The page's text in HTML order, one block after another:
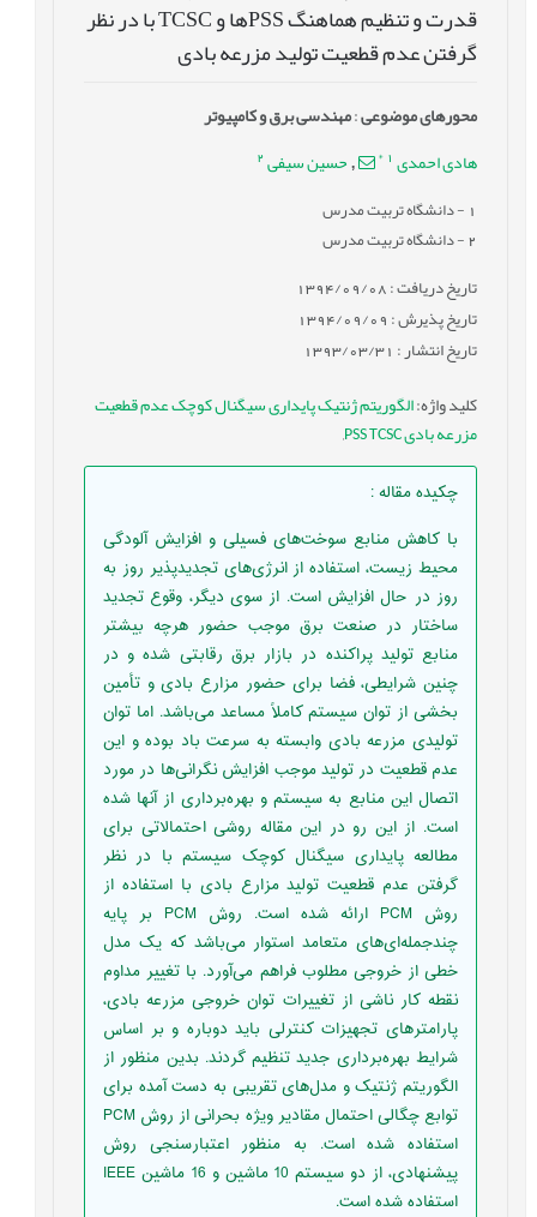
قدرت و تنظیم هماهنگ PSSها و TCSC با در نظر
گرفتن عدم قطعیت تولید مزرعه بادی
محورهای موضوعی:مهندسی برق و کامپیوتر
هادی احمدی *
,حسین سیفی 2
- دانشگاه تربیت مدرس
2- دانشگاه تربیت مدرس
تاریخ دریافت : 1394/09/08
تاریخ پذیرش : 1394/09/09
تاریخ انتشار : 1393/03/31
کلید واژه:الگوریتم ژنتیک پایداری سیگنال کوچک عدم قطعیت
مزرعه بادی PSS TCSC
,
چکیده مقاله:
با کاهش منابع سوخت‌های فسیلی و افزایش آلودگی
محیط زیست، استفاده از انرژی‌های تجدیدپذیر روز به
روز در حال افزایش است. از سوی دیگر، وقوع تجدید
ساختار در صنعت برق موجب حضور هرچه بیشتر
منابع تولید پراکنده در بازار برق رقابتی شده و در
چنین شرایطی، فضا برای حضور مزارع بادی و تأمین
بخشی از توان سیستم کاملاً مساعد می‌باشد. اما توان
تولیدی مزرعه بادی وابسته به سرعت باد بوده و این
عدم قطعیت در تولید موجب افزایش نگرانی‌ها در مورد
اتصال این منابع به سیستم و بهره‌برداری از آنها شده
است. از این رو در این مقاله روشی احتمالاتی برای
مطالعه پایداری سیگنال کوچک سیستم با در نظر
گرفتن عدم قطعیت تولید مزارع بادی با استفاده از
روش PCM ارائه شده است. روش PCM بر پایه
چندجمله‌ای‌های متعامد استوار می‌باشد که یک مدل
خطی از خروجی مطلوب فراهم می‌آورد. با تغییر مداوم
نقطه کار ناشی از تغییرات توان خروجی مزرعه بادی،
پارامترهای تجهیزات کنترلی باید دوباره و بر اساس
شرایط بهره‌برداری جدید تنظیم گردند. بدین منظور از
الگوریتم ژنتیک و مدل‌های تقریبی به دست آمده برای
توابع چگالی احتمال مقادیر ویژه بحرانی از روش PCM
استفاده شده است. به منظور اعتبارسنجی روش
پیشنهادی، از دو سیستم 10 ماشین و 16 ماشین IEEE
استفاده شده است.